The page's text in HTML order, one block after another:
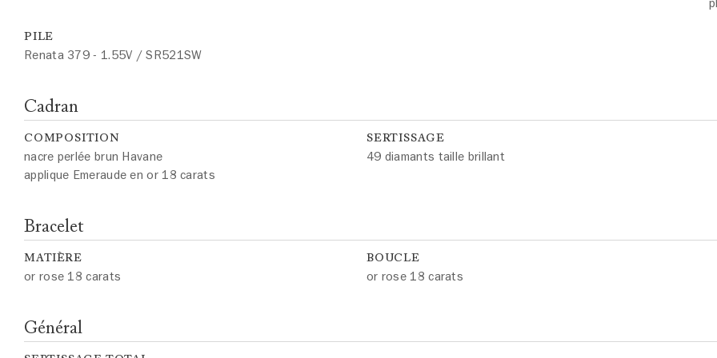
PILE
Renata 379 - 1.55V / SR521SW
Cadran
COMPOSITION
nacre perlée brun Havane
applique Emeraude en or 18 carats
SERTISSAGE
49 diamants taille brillant
Bracelet
MATIÈRE
or rose 18 carats
BOUCLE
or rose 18 carats
Général